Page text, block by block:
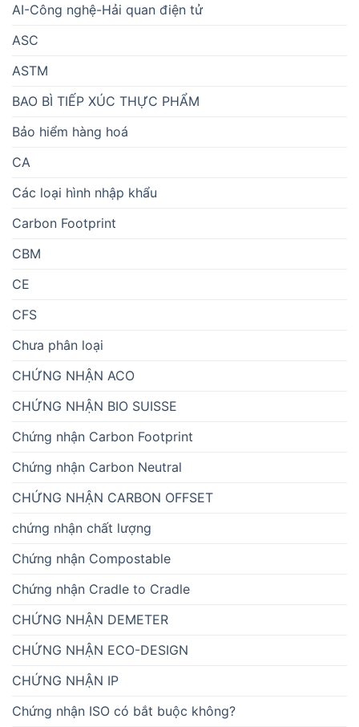
AI-Công nghệ-Hải quan điện tử
ASC
ASTM
BAO BÌ TIẾP XÚC THỰC PHẨM
Bảo hiểm hàng hoá
CA
Các loại hình nhập khẩu
Carbon Footprint
CBM
CE
CFS
Chưa phân loại
CHỨNG NHẬN ACO
CHỨNG NHẬN BIO SUISSE
Chứng nhận Carbon Footprint
Chứng nhận Carbon Neutral
CHỨNG NHẬN CARBON OFFSET
chứng nhận chất lượng
Chứng nhận Compostable
Chứng nhận Cradle to Cradle
CHỨNG NHẬN DEMETER
CHỨNG NHẬN ECO-DESIGN
CHỨNG NHẬN IP
Chứng nhận ISO có bắt buộc không?